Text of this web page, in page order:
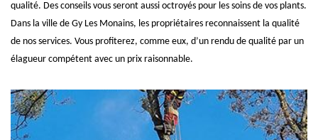
qualité. Des conseils vous seront aussi octroyés pour les soins de vos plants.
Dans la ville de Gy Les Monains, les propriétaires reconnaissent la qualité
de nos services. Vous profiterez, comme eux, d’un rendu de qualité par un
élagueur compétent avec un prix raisonnable.